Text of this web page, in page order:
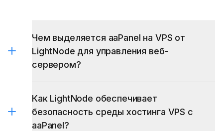
Чем выделяется aaPanel на VPS от
LightNode для управления веб-
сервером?
Как LightNode обеспечивает
безопасность среды хостинга VPS с
aaPanel?